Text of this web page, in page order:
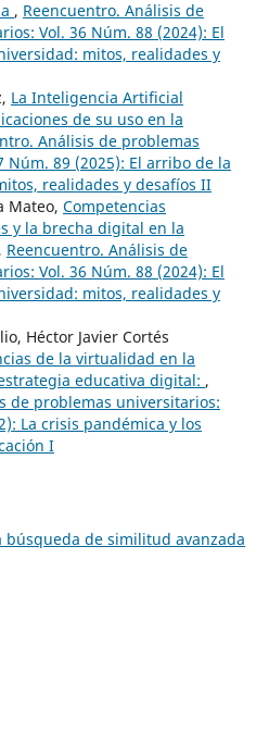
, Reencuentro. Análisis de
Vol. 36 Núm. 88 (2024): El
mitos, realidades y
La Inteligencia Artificial
de su uso en la
Análisis de problemas
Núm. 89 (2025): El arribo de la
realidades y desafíos II
Mateo, Competencias
y la brecha digital en la
, Reencuentro. Análisis de
Vol. 36 Núm. 88 (2024): El
mitos, realidades y
Héctor Javier Cortés
de la virtualidad en la
educativa digital: ,
de problemas universitarios:
La crisis pandémica y los
I
de similitud avanzada